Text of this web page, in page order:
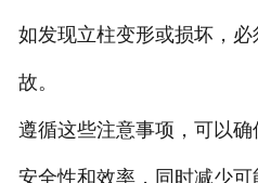
如发现立柱变形或损坏，
故。
遵循这些注意事项，可以
安全性和效率，同时减少